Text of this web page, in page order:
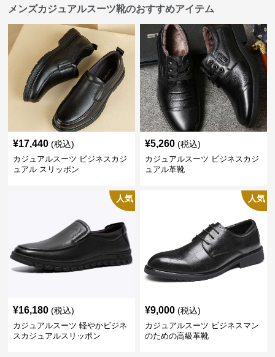
メンズカジュアルスーツ靴のおすすめアイテム
¥17,440 (税込)
カジュアルスーツ ビジネスカジ
ュアル スリッポン
¥5,260 (税込)
カジュアルスーツ ビジネスカジ
ュアル革靴
人気
¥16,180 (税込)
カジュアルスーツ 軽やかビジネ
スカジュアルスリッポン
人気
¥9,000 (税込)
カジュアルスーツ ビジネスマン
のための高級革靴